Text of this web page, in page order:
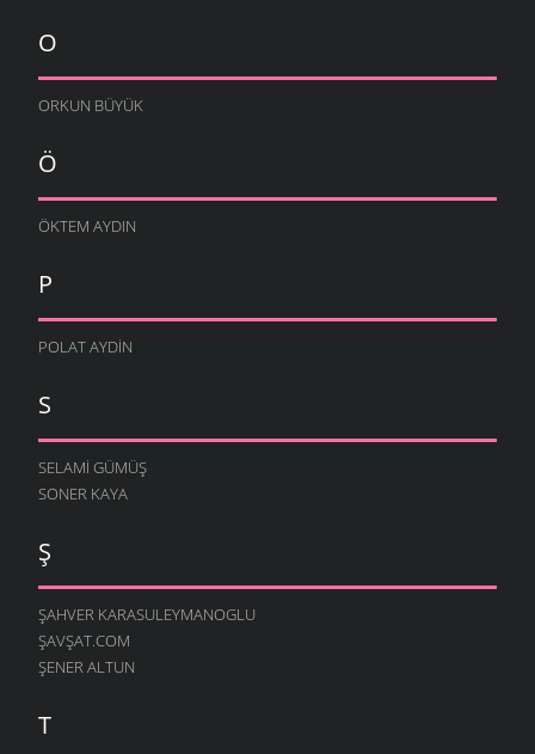
O
ORKUN BÜYÜK
Ö
ÖKTEM AYDIN
P
POLAT AYDIN
S
SELAMI GÜMÜŞ
SONER KAYA
Ş
ŞAHVER KARASULEYMANOGLU
ŞAVŞAT.COM
ŞENER ALTUN
T